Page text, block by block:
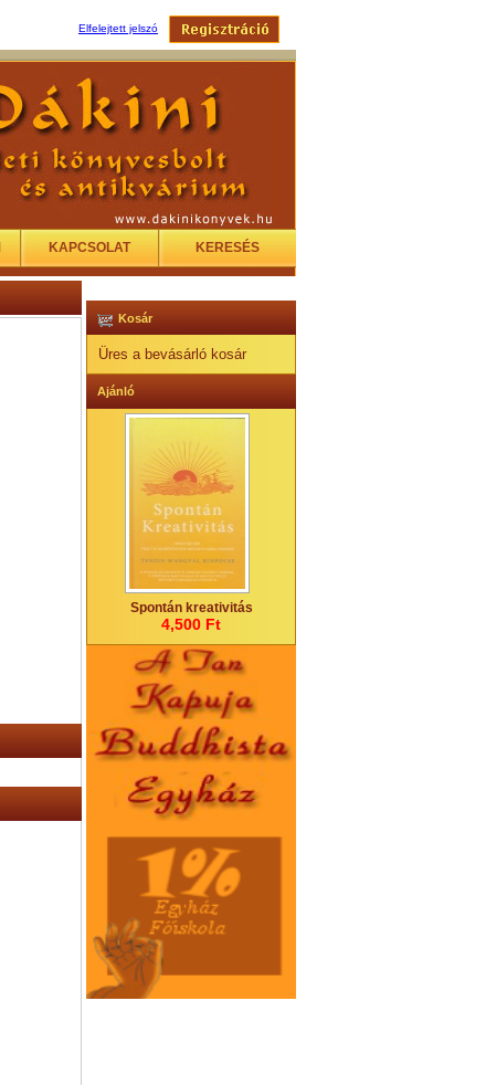
Elfelejtett jelszó
KAPCSOLAT KERESÉS
Kosár
Üres a bevásárló kosár
Ajánló
Spontán kreativitás
4,500 Ft